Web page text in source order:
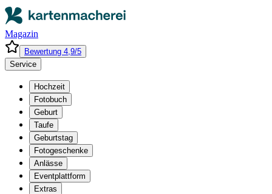
Magazin
Bewertung 4,9/5
Service
Hochzeit
Fotobuch
Geburt
Taufe
Geburtstag
Fotogeschenke
Anlässe
Eventplattform
Extras